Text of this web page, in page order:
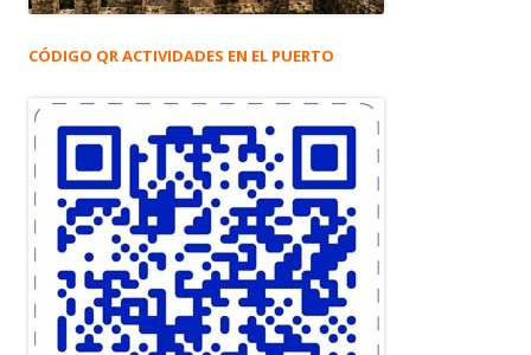
CÓDIGO QR ACTIVIDADES EN EL PUERTO